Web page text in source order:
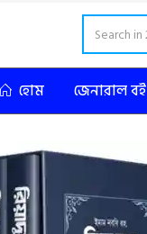
হোম জেনারাল বই